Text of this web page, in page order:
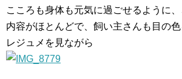
こころも身体も元気に過ごせるように
内容がほとんどで、飼い主さんも目の
レジュメを見ながら